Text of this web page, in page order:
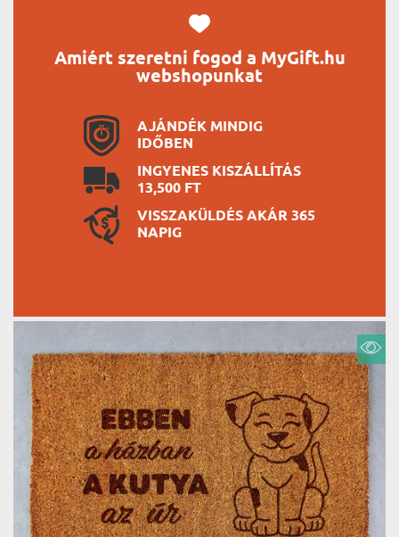
Amiért szeretni fogod a MyGift.hu
webshopunkat
AJÁNDÉK MINDIG
IDŐBEN
INGYENES KISZÁLLÍTÁS
13,500 FT
VISSZAKÜLDÉS AKÁR 365
NAPIG